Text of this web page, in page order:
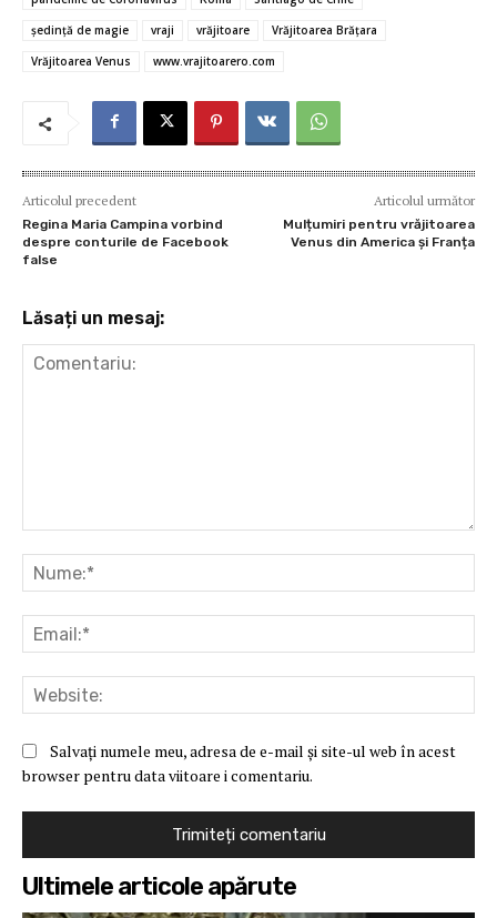
o
k
p
p
er ă
şedinţă de magie
vraji vrăjitoare
Vrăjitoarea Brăţara
Vrăjitoarea Venus
www.vrajitoarero.com
Articolul precedent
Regina Maria Campina vorbind
despre conturile de Facebook
false
Articolul următor
Mulțumiri pentru vrăjitoarea
Venus din America și Franța
Lăsați un mesaj:
Salvați numele meu, adresa de e-mail și site-ul web în acest
browser pentru data viitoare i comentariu.
Ultimele articole apărute